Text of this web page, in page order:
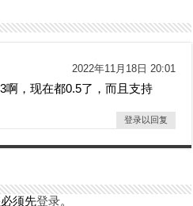
2022年11月18日 20:01
啊，现在都0.5了，而且支持
登录以回复
须先登录。